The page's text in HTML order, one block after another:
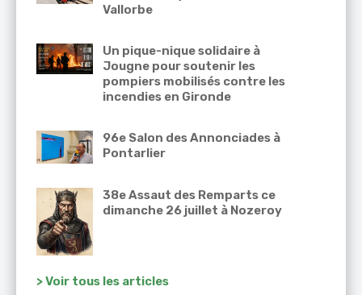
Vallorbe
Un pique-nique solidaire à
Jougne pour soutenir les
pompiers mobilisés contre les
incendies en Gironde
96e Salon des Annonciades à
Pontarlier
38e Assaut des Remparts ce
dimanche 26 juillet à Nozeroy
> Voir tous les articles